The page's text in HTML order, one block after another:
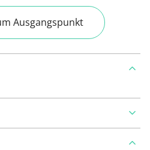
Ausgangspunkt